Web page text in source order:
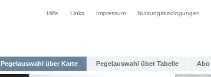
Hilfe Links Impressum Nutzungsbedingungen
Pegelauswahl über Karte Pegelauswahl über Tabelle Abo